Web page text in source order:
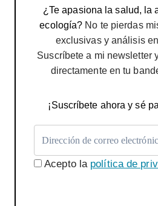
¿Te apasiona la salud, la
ecología? No te pierdas
exclusivas y análisis
Suscríbete a mi newsletter
directamente en tu
¡Suscríbete ahora y sé
Acepto la política de